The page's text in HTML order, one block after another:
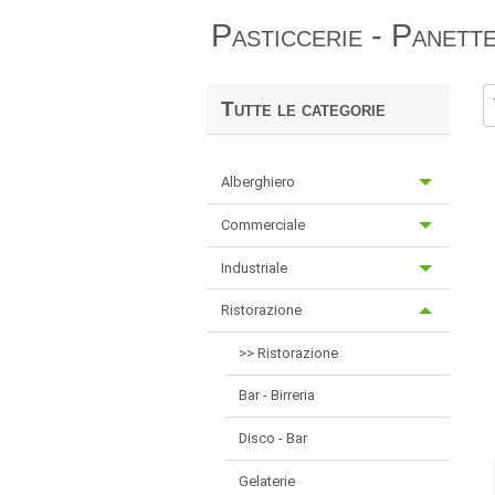
Pasticcerie -
Tutte le categorie
Alberghiero
Commerciale
Industriale
Ristorazione
>> Ristorazione
Bar - Birreria
Disco - Bar
Gelaterie